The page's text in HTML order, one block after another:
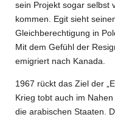
sein Projekt sogar selbst
kommen. Egit sieht
Gleichberechtigung in
Mit dem Gefühl der
emigriert nach Kanada.
1967 rückt das Ziel der
Krieg tobt auch im
die arabischen Staaten.